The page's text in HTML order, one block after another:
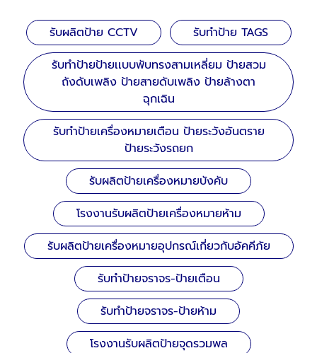
รับผลิตป้าย CCTV
รับทำป้าย TAGS
รับทำป้ายป้ายเเบบพับทรงสามเหลี่ยม ป้ายสวม
ถังดับเพลิง ป้ายสายดับเพลิง ป้ายล้างตา
ฉุกเฉิน
รับทำป้ายเครื่องหมายเตือน ป้ายระวังอันตราย
ป้ายระวังรถยก
รับผลิตป้ายเครื่องหมายบังคับ
โรงงานรับผลิตป้ายเครื่องหมายห้าม
รับผลิตป้ายเครื่องหมายอุปกรณ์เกี่ยวกับอัคคีภัย
รับทำป้ายจราจร-ป้ายเตือน
รับทำป้ายจราจร-ป้ายห้าม
โรงงานรับผลิตป้ายจุดรวมพล